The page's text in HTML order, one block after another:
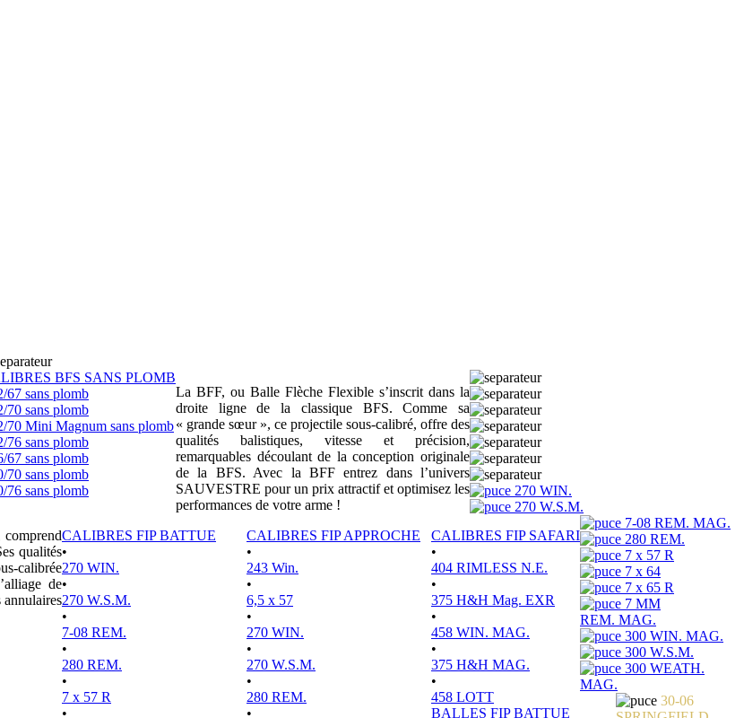
BFS SANS PLOMB
67 sans plomb
70 sans plomb
70 Mini Magnum sans plomb
76 sans plomb
67 sans plomb
70 sans plomb
76 sans plomb
La BFF, ou Balle Flèche Flexible s’inscrit dans la
droite ligne de la classique BFS. Comme sa
« grande sœur », ce projectile sous-calibré, offre des
qualités balistiques, vitesse et précision,
remarquables découlant de la conception originale
de la BFS. Avec la BFF entrez dans l’univers
SAUVESTRE pour un prix attractif et optimisez les
performances de votre arme !
comprend
qualités
calibrée
de
annulaires
CALIBRES FIP BATTUE
•
270 WIN.
•
270 W.S.M.
•
7-08 REM.
•
280 REM.
•
7 x 57 R
•
CALIBRES FIP APPROCHE
•
243 Win.
•
6,5 x 57
•
270 WIN.
•
270 W.S.M.
•
280 REM.
•
CALIBRES FIP SAFARI
•
404 RIMLESS N.E.
•
375 H&H Mag. EXR
•
458 WIN. MAG.
•
375 H&H MAG.
•
458 LOTT
BALLES FIP BATTUE
270 WIN.
270 W.S.M.
7-08 REM. MAG.
280 REM.
7 x 57 R
7 x 64
7 x 65 R
7 MM
REM. MAG.
300 WIN. MAG.
300 W.S.M.
300 WEATH.
MAG.
30-06